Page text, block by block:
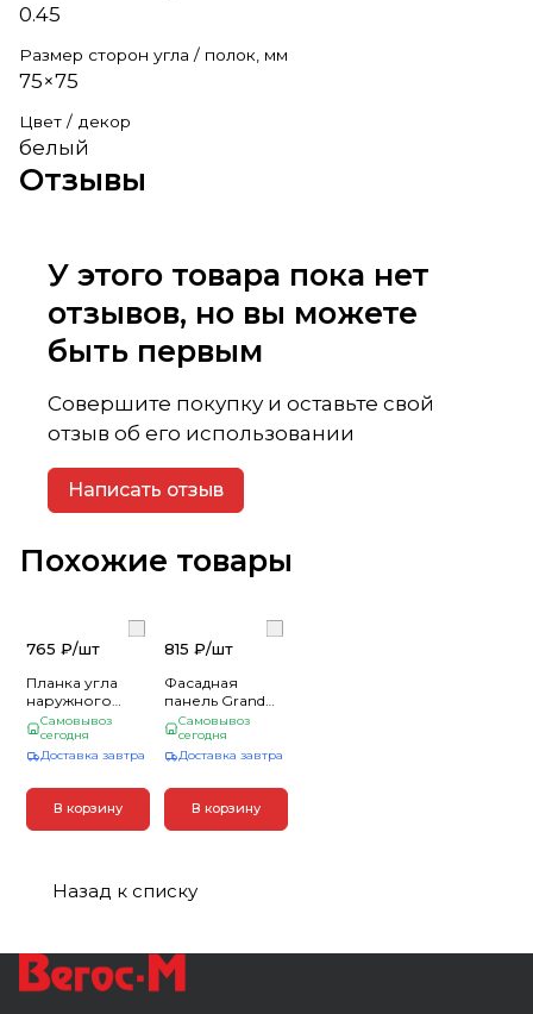
0.45
Размер сторон угла / полок, мм
75×75
Цвет / декор
белый
Отзывы
У этого товара пока нет
отзывов, но вы можете
быть первым
Совершите покупку и оставьте свой
отзыв об его использовании
Написать отзыв
Похожие товары
765 ₽/шт
Планка угла
наружного
(ПУН 8017-
50*50*3000)
шок-кор
Самовывоз
сегодня
Доставка завтра
В корзину
815 ₽/шт
Фасадная
панель Grand
Line Колотый
камень Design
Plus гранит с
(0,392*0,992) (10)
Самовывоз
сегодня
Доставка завтра
В корзину
Назад к списку